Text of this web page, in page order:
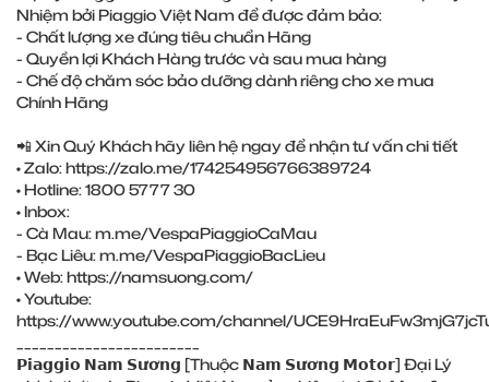
Nhiệm bởi Piaggio Việt Nam để được đảm bảo:
- Chất lượng xe đúng tiêu chuẩn Hãng
- Quyền lợi Khách Hàng trước và sau mua hàng
- Chế độ chăm sóc bảo dưỡng dành riêng cho xe mua
Chính Hãng
📲 Xin Quý Khách hãy liên hệ ngay để nhận tư vấn chi tiết
• Zalo:https://zalo.me/174254956766389724
• Hotline: 1800 5777 30
• Inbox:
- Cà Mau:m.me/VespaPiaggioCaMau
- Bạc Liêu:m.me/VespaPiaggioBacLieu
• Web:https://namsuong.com/
• Youtube:
https://www.youtube.com/channel/
𝗣𝗶𝗮𝗴𝗴𝗶𝗼 𝗡𝗮𝗺 𝗦𝘂̛𝗼̛𝗻𝗴 [Thuộc 𝗡𝗮𝗺 𝗦𝘂̛𝗼̛𝗻𝗴 𝗠𝗼𝘁𝗼𝗿] Đại Lý